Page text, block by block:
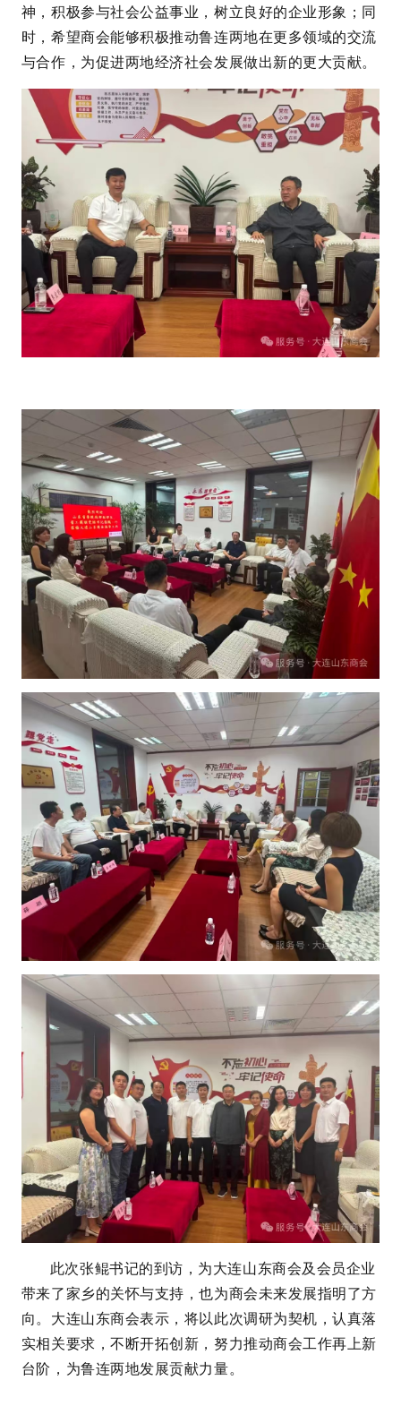
神，积极参与社会公益事业，树立良好的企业形象；同
时，希望商会能够积极推动鲁连两地在更多领域的交流
与合作，为促进两地经济社会发展做出新的更大贡献。
此次张鲲书记的到访，为大连山东商会及会员企业
带来了家乡的关怀与支持，也为商会未来发展指明了方
向。大连山东商会表示，将以此次调研为契机，认真落
实相关要求，不断开拓创新，努力推动商会工作再上新
台阶，为鲁连两地发展贡献力量。